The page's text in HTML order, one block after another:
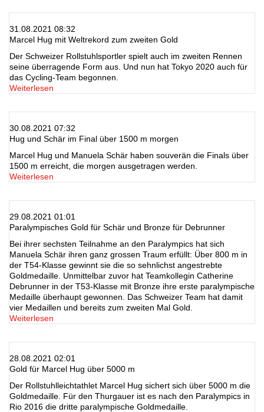
31.08.2021 08:32
Marcel Hug mit Weltrekord zum zweiten Gold
Der Schweizer Rollstuhlsportler spielt auch im zweiten Rennen
seine überragende Form aus. Und nun hat Tokyo 2020 auch für
das Cycling-Team begonnen.
Weiterlesen
30.08.2021 07:32
Hug und Schär im Final über 1500 m morgen
Marcel Hug und Manuela Schär haben souverän die Finals über
1500 m erreicht, die morgen ausgetragen werden.
Weiterlesen
29.08.2021 01:01
Paralympisches Gold für Schär und Bronze für Debrunner
Bei ihrer sechsten Teilnahme an den Paralympics hat sich
Manuela Schär ihren ganz grossen Traum erfüllt: Über 800 m in
der T54-Klasse gewinnt sie die so sehnlichst angestrebte
Goldmedaille. Unmittelbar zuvor hat Teamkollegin Catherine
Debrunner in der T53-Klasse mit Bronze ihre erste paralympische
Medaille überhaupt gewonnen. Das Schweizer Team hat damit
vier Medaillen und bereits zum zweiten Mal Gold.
Weiterlesen
28.08.2021 02:01
Gold für Marcel Hug über 5000 m
Der Rollstuhlleichtathlet Marcel Hug sichert sich über 5000 m die
Goldmedaille. Für den Thurgauer ist es nach den Paralympics in
Rio 2016 die dritte paralympische Goldmedaille.